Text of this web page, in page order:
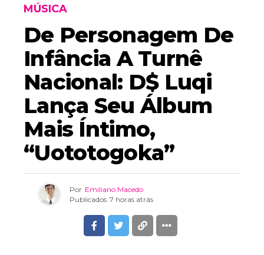
MÚSICA
De Personagem De
Infância A Turnê
Nacional: D$ Luqi
Lança Seu Álbum
Mais Íntimo,
“Uototogoka”
Por Emiliano Macedo
Publicados 7 horas atrás